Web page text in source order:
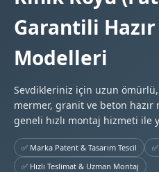
Garantili
Modelleri
Sevdikleriniz için uzun
mermer, granit ve beton hazır
geneli hızlı montaj hizmeti ile
✅ Marka Patent & Tasarım Tescil
✅ Hızlı Teslimat & Uzman Montaj